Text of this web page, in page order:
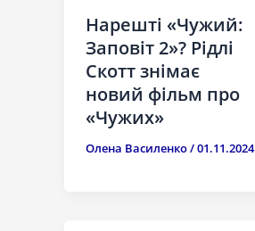
Нарешті «Чужий:
Заповіт 2»? Рідлі
Скотт знімає
новий фільм про
«Чужих»
Олена Василенко/01.11.2024